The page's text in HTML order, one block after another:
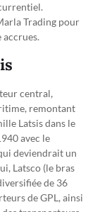
Trading pour
central,
remontant
Latsis dans le
avec le
deviendrait un
Latsco (le bras
de 36
de GPL, ainsi